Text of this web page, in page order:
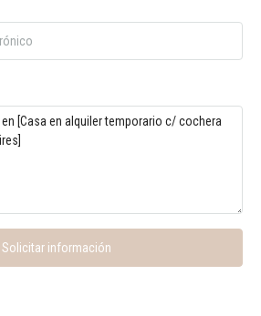
Solicitar información